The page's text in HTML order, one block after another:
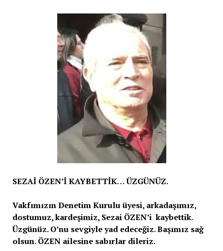
SEZAİ ÖZEN’İ KAYBETTİK… ÜZGÜNÜZ.
Vakfımızın Denetim Kurulu üyesi, arkadaşımız,
dostumuz, kardeşimiz, Sezai ÖZEN’i kaybettik.
Üzgünüz. O’nu sevgiyle yad edeceğiz. Başımız sağ
olsun. ÖZEN ailesine sabırlar dileriz.